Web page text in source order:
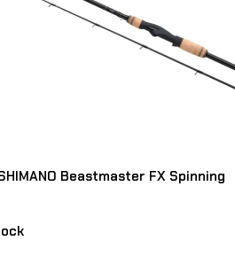
Beastmaster FX Spinning